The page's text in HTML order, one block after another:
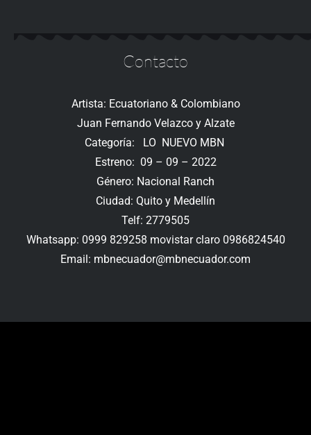
Contacto
Artista: Ecuatoriano & Colombiano
Juan Fernando Velazco y Alzate
Categoría: LO NUEVO MBN
Estreno: 09 – 09 – 2022
Género: Nacional Ranch
Ciudad: Quito y Medellín
Telf: 2779505
Whatsapp: 0999 829258 movistar claro 0986824540
Email: mbnecuador@mbnecuador.com